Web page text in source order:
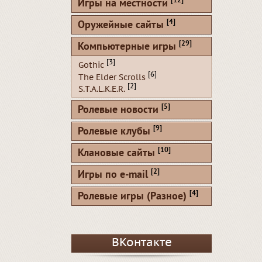
Игры на местности
Оружейные сайты [4]
Компьютерные игры [29]
Gothic [3]
The Elder Scrolls [6]
S.T.A.L.K.E.R. [2]
Ролевые новости [5]
Ролевые клубы [9]
Клановые сайты [10]
Игры по e-mail [2]
Ролевые игры (Разное) [4]
ВКонтакте